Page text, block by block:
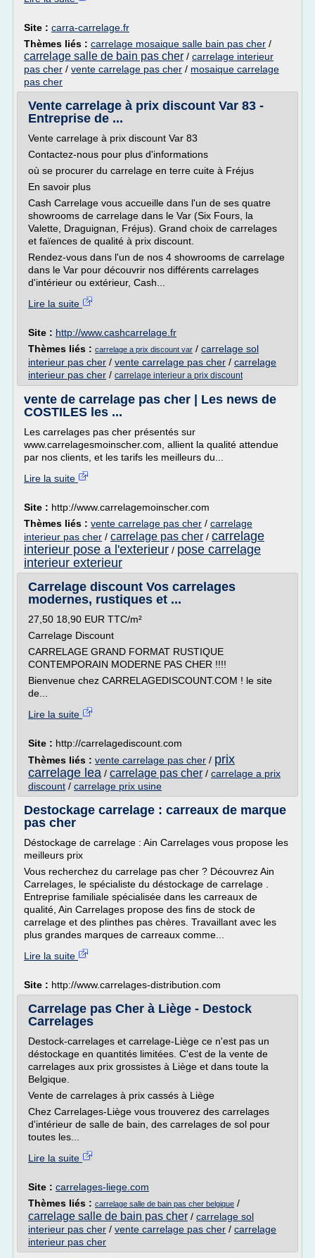
Site : carra-carrelage.fr
Thèmes liés : carrelage mosaique salle bain pas cher /
carrelage salle de bain pas cher / carrelage interieur
pas cher / vente carrelage pas cher / mosaique carrelage
pas cher
Vente carrelage à prix discount Var 83 -
Entreprise de ...
Vente carrelage à prix discount Var 83
Contactez-nous pour plus d'informations
où se procurer du carrelage en terre cuite à Fréjus
En savoir plus
Cash Carrelage vous accueille dans l'un de ses quatre
showrooms de carrelage dans le Var (Six Fours, la
Valette, Draguignan, Fréjus). Grand choix de carrelages
et faïences de qualité à prix discount.
Rendez-vous dans l'un de nos 4 showrooms de carrelage
dans le Var pour découvrir nos différents carrelages
d'intérieur ou extérieur, Cash...
Lire la suite
Site : http://www.cashcarrelage.fr
Thèmes liés : carrelage a prix discount var / carrelage sol
interieur pas cher / vente carrelage pas cher / carrelage
interieur pas cher / carrelage interieur a prix discount
vente de carrelage pas cher | Les news de
COSTILES les ...
Les carrelages pas cher présentés sur
www.carrelagesmoinscher.com, allient la qualité attendue
par nos clients, et les tarifs les meilleurs du...
Lire la suite
Site : http://www.carrelagemoinscher.com
Thèmes liés : vente carrelage pas cher / carrelage
interieur pas cher / carrelage pas cher / carrelage
interieur pose a l'exterieur / pose carrelage
interieur exterieur
Carrelage discount Vos carrelages
modernes, rustiques et ...
27,50 18,90 EUR TTC/m²
Carrelage Discount
CARRELAGE GRAND FORMAT RUSTIQUE
CONTEMPORAIN MODERNE PAS CHER !!!!
Bienvenue chez CARRELAGEDISCOUNT.COM ! le site
de...
Lire la suite
Site : http://carrelagediscount.com
Thèmes liés : vente carrelage pas cher / prix
carrelage lea / carrelage pas cher / carrelage a prix
discount / carrelage prix usine
Destockage carrelage : carreaux de marque
pas cher
Déstockage de carrelage : Ain Carrelages vous propose les
meilleurs prix
Vous recherchez du carrelage pas cher ? Découvrez Ain
Carrelages, le spécialiste du déstockage de carrelage .
Entreprise familiale spécialisée dans les carreaux de
qualité, Ain Carrelages propose des fins de stock de
carrelage et des plinthes pas chères. Travaillant avec les
plus grandes marques de carreaux comme...
Lire la suite
Site : http://www.carrelages-distribution.com
Carrelage pas Cher à Liège - Destock
Carrelages
Destock-carrelages et carrelage-Liège ce n'est pas un
déstockage en quantités limitées. C'est de la vente de
carrelages aux prix grossistes à Liège et dans toute la
Belgique.
Vente de carrelages à prix cassés à Liège
Chez Carrelages-Liège vous trouverez des carrelages
d'intérieur de salle de bain, des carrelages de sol pour
toutes les...
Lire la suite
Site : carrelages-liege.com
Thèmes liés : carrelage salle de bain pas cher belgique /
carrelage salle de bain pas cher / carrelage sol
interieur pas cher / vente carrelage pas cher / carrelage
interieur pas cher